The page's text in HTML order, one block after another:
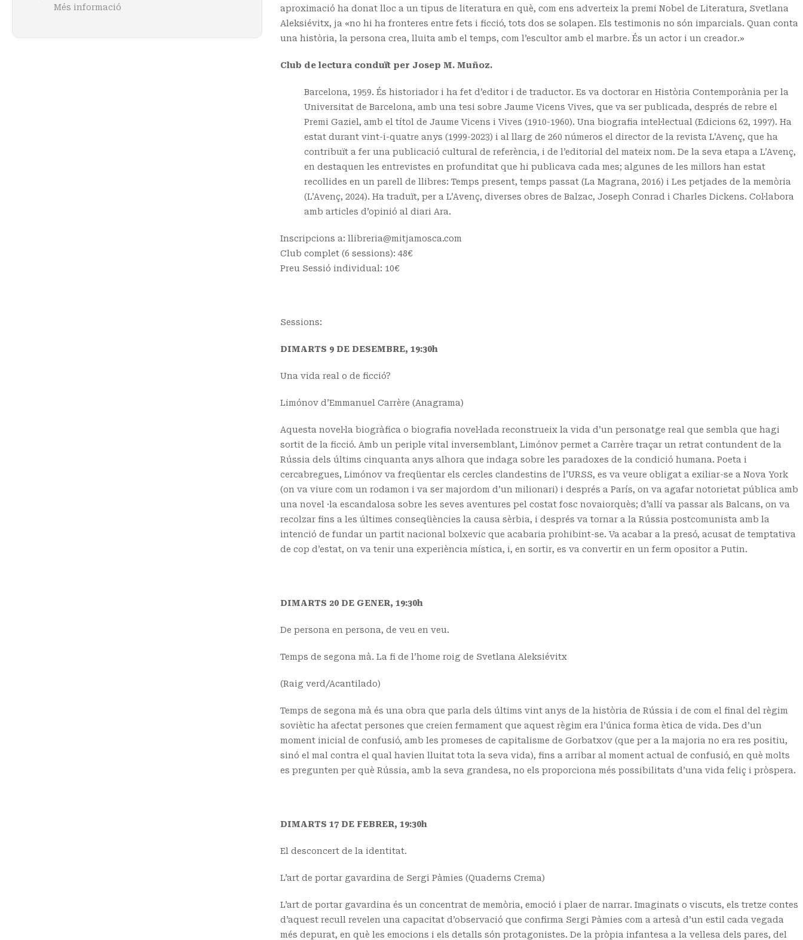
Més informació
aproximació ha donat lloc a un tipus de literatura en què, com ens adverteix la premi Nobel de Literatura, Svetlana
Aleksiévitx, ja «no hi ha fronteres entre fets i ficció, tots dos se solapen. Els testimonis no són imparcials. Quan conta
una història, la persona crea, lluita amb el temps, com l’escultor amb el marbre. És un actor i un creador.»
Club de lectura conduït per Josep M. Muñoz.
Barcelona, 1959. És historiador i ha fet d’editor i de traductor. Es va doctorar en Història Contemporània per la
Universitat de Barcelona, amb una tesi sobre Jaume Vicens Vives, que va ser publicada, després de rebre el
Premi Gaziel, amb el títol de Jaume Vicens i Vives (1910-1960). Una biografia intel·lectual (Edicions 62, 1997). Ha
estat durant vint-i-quatre anys (1999-2023) i al llarg de 260 números el director de la revista L’Avenç, que ha
contribuït a fer una publicació cultural de referència, i de l’editorial del mateix nom. De la seva etapa a L’Avenç,
en destaquen les entrevistes en profunditat que hi publicava cada mes; algunes de les millors han estat
recollides en un parell de llibres: Temps present, temps passat (La Magrana, 2016) i Les petjades de la memòria
(L’Avenç, 2024). Ha traduït, per a L’Avenç, diverses obres de Balzac, Joseph Conrad i Charles Dickens. Col·labora
amb articles d’opinió al diari Ara.
Inscripcions a: llibreria@mitjamosca.com
Club complet (6 sessions): 48€
Preu Sessió individual: 10€
Sessions:
DIMARTS 9 DE DESEMBRE, 19:30h
Una vida real o de ficció?
Limónov d’Emmanuel Carrère (Anagrama)
Aquesta novel·la biogràfica o biografia novel·lada reconstrueix la vida d’un personatge real que sembla que hagi
sortit de la ficció. Amb un periple vital inversemblant, Limónov permet a Carrère traçar un retrat contundent de la
Rússia dels últims cinquanta anys alhora que indaga sobre les paradoxes de la condició humana. Poeta i
cercabregues, Limónov va freqüentar els cercles clandestins de l’URSS, es va veure obligat a exiliar-se a Nova York
(on va viure com un rodamon i va ser majordom d’un milionari) i després a París, on va agafar notorietat pública amb
una novel ·la escandalosa sobre les seves aventures pel costat fosc novaiorquès; d’allí va passar als Balcans, on va
recolzar fins a les últimes conseqüències la causa sèrbia, i després va tornar a la Rússia postcomunista amb la
intenció de fundar un partit nacional bolxevic que acabaria prohibint-se. Va acabar a la presó, acusat de temptativa
de cop d’estat, on va tenir una experiència mística, i, en sortir, es va convertir en un ferm opositor a Putin.
DIMARTS 20 DE GENER, 19:30h
De persona en persona, de veu en veu.
Temps de segona mà. La fi de l’home roig de Svetlana Aleksiévitx
(Raig verd/Acantilado)
Temps de segona mà és una obra que parla dels últims vint anys de la història de Rússia i de com el final del règim
soviètic ha afectat persones que creien fermament que aquest règim era l’única forma ètica de vida. Des d’un
moment inicial de confusió, amb les promeses de capitalisme de Gorbatxov (que per a la majoria no era res positiu,
sinó el mal contra el qual havien lluitat tota la seva vida), fins a arribar al moment actual de confusió, en què molts
es pregunten per què Rússia, amb la seva grandesa, no els proporciona més possibilitats d’una vida feliç i pròspera.
DIMARTS 17 DE FEBRER, 19:30h
El desconcert de la identitat.
L’art de portar gavardina de Sergi Pàmies (Quaderns Crema)
L’art de portar gavardina és un concentrat de memòria, emoció i plaer de narrar. Imaginats o viscuts, els tretze contes
d’aquest recull revelen una capacitat d’observació que confirma Sergi Pàmies com a artesà d’un estil cada vegada
més depurat, en què les emocions i els detalls són protagonistes. De la pròpia infantesa a la vellesa dels pares, del